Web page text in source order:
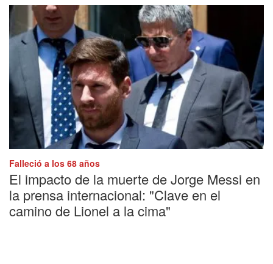
Falleció a los 68 años
El impacto de la muerte de Jorge Messi en
la prensa internacional: "Clave en el
camino de Lionel a la cima"